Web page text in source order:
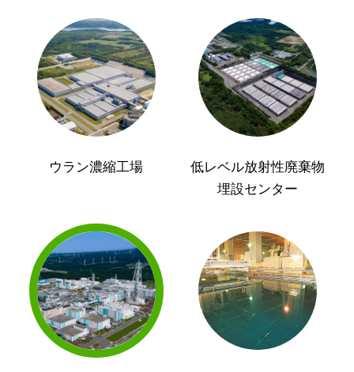
ウラン濃縮工場
低レベル放射性廃棄物
埋設センター